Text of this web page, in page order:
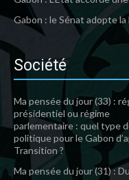
Gabon : le Sénat adopte
Société
Ma pensée du jour (33) :
présidentiel ou régime
parlementaire : quel type
politique pour le Gabon
Transition ?
Ma pensée du jour (31) : Du